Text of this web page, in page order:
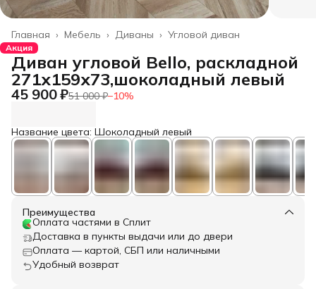
Угловой диван
Диваны ›
Мебель ›
Главная ›
Акция
Диван угловой Bello, раскладной
271х159х73,шоколадный левый
45 900 ₽51 000 ₽−10%
Название цвета: Шоколадный левый
Преимущества
Оплата частями в Сплит
Доставка в пункты выдачи или до двери
Оплата — картой, СБП или наличными
Удобный возврат